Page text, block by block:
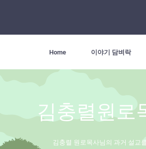
Home 이야기 담벼락
김충렬원로
김충렬 원로목사님의 과거 설교